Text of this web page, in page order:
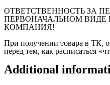
ОТВЕТСТВЕННОСТЬ ЗА
ПЕРВОНАЧАЛЬНОМ ВИДЕ
КОМПАНИЯ!
При получении товара в ТК,
перед тем, как расписаться
Additional